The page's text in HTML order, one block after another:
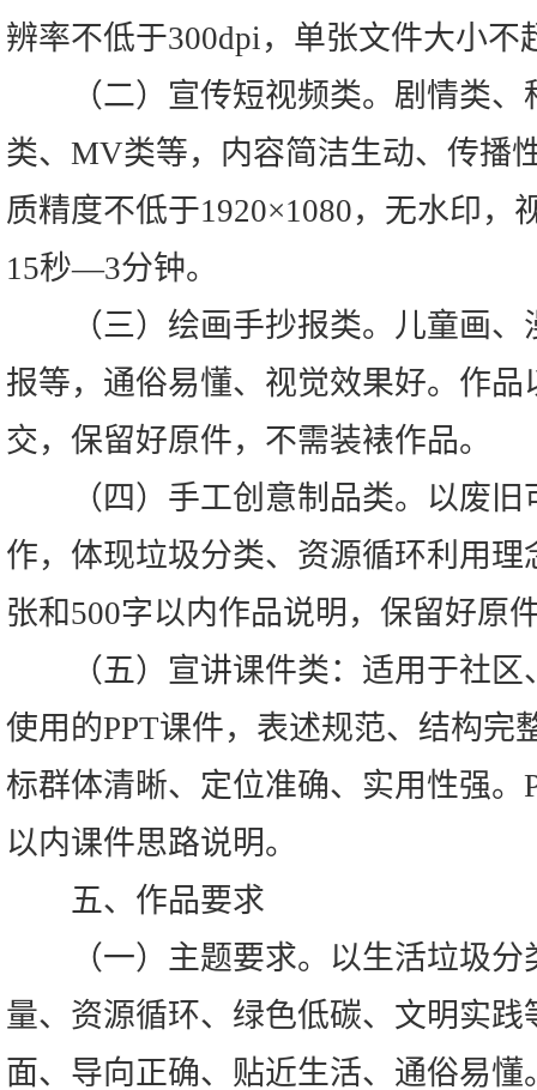
辨率不低于300dpi，单张文件大小不
（二）宣传短视频类。剧情类、
类、MV类等，内容简洁生动、传播
质精度不低于1920×1080，无水印，
15秒—3分钟。
（三）绘画手抄报类。儿童画、
报等，通俗易懂、视觉效果好。作
交，保留好原件，不需装裱作品。
（四）手工创意制品类。以废旧
作，体现垃圾分类、资源循环利用
张和500字以内作品说明，保留好原
（五）宣讲课件类：适用于社区
使用的PPT课件，表述规范、结构完
标群体清晰、定位准确、实用性强。
以内课件思路说明。
五、作品要求
（一）主题要求。以生活垃圾分
量、资源循环、绿色低碳、文明实
面、导向正确、贴近生活、通俗易懂